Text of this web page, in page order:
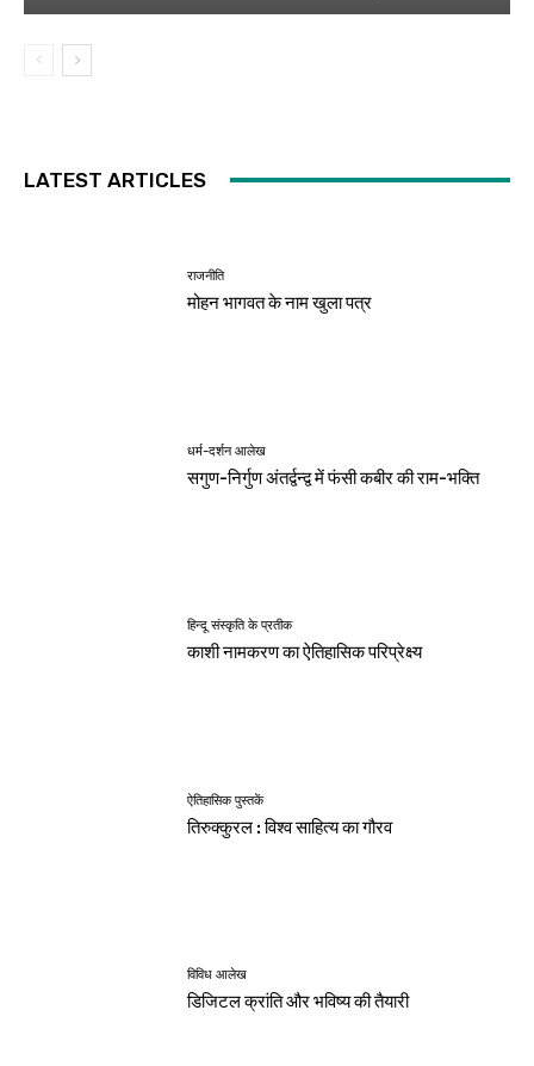
LATEST ARTICLES
राजनीति
मोहन भागवत के नाम खुला पत्र
धर्म-दर्शन आलेख
सगुण-निर्गुण अंतर्द्वन्द्व में फंसी कबीर की राम-भक्ति
हिन्दू संस्कृति के प्रतीक
काशी नामकरण का ऐतिहासिक परिप्रेक्ष्य
ऐतिहासिक पुस्तकें
तिरुक्कुरल : विश्व साहित्य का गौरव
विविध आलेख
डिजिटल क्रांति और भविष्य की तैयारी